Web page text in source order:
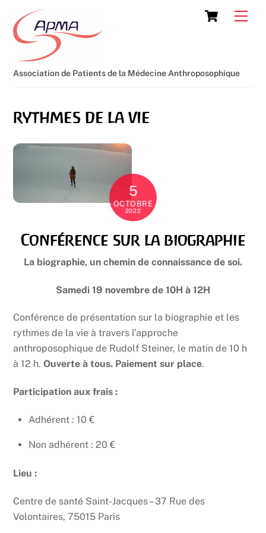
content
Cart
Association de Patients de la Médecine Anthroposophique
rythmes de la vie
5
OCTOBRE
2022
Conférence sur la biographie
La biographie, un chemin de connaissance de soi.
Samedi 19 novembre de 10H à 12H
Conférence de présentation sur la biographie et les
rythmes de la vie à travers l’approche
anthroposophique de Rudolf Steiner, le matin de 10 h
à 12 h.Ouverte à tous. Paiement sur place.
Participation aux frais :
Adhérent : 10 €
Non adhérent : 20 €
Lieu :
Centre de santé Saint-Jacques – 37 Rue des
Volontaires, 75015 Paris